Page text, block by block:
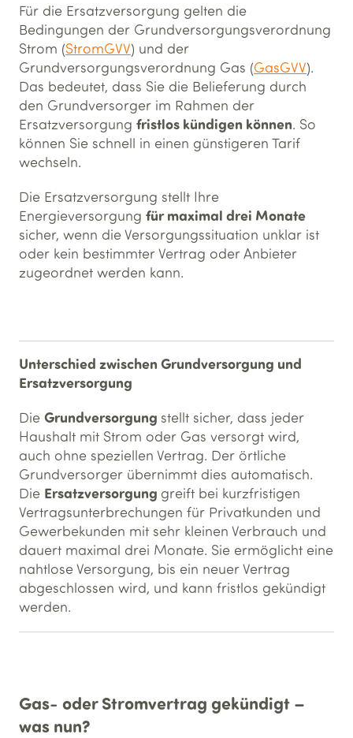
Für die Ersatzversorgung gelten die
Bedingungen der Grundversorgungsverordnung
Strom (StromGVV) und der
Grundversorgungsverordnung Gas (GasGVV).
Das bedeutet, dass Sie die Belieferung durch
den Grundversorger im Rahmen der
Ersatzversorgung fristlos kündigen können. So
können Sie schnell in einen günstigeren Tarif
wechseln.
Die Ersatzversorgung stellt Ihre
Energieversorgung für maximal drei Monate
sicher, wenn die Versorgungssituation unklar ist
oder kein bestimmter Vertrag oder Anbieter
zugeordnet werden kann.
Unterschied zwischen Grundversorgung und
Ersatzversorgung
Die Grundversorgung stellt sicher, dass jeder
Haushalt mit Strom oder Gas versorgt wird,
auch ohne speziellen Vertrag. Der örtliche
Grundversorger übernimmt dies automatisch.
Die Ersatzversorgung greift bei kurzfristigen
Vertragsunterbrechungen für Privatkunden und
Gewerbekunden mit sehr kleinen Verbrauch und
dauert maximal drei Monate. Sie ermöglicht eine
nahtlose Versorgung, bis ein neuer Vertrag
abgeschlossen wird, und kann fristlos gekündigt
werden.
Gas- oder Stromvertrag gekündigt –
was nun?